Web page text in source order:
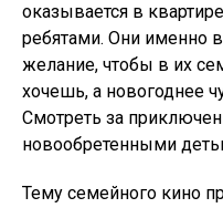
оказывается в
ребятами. Они именно
желание, чтобы в их
хочешь, а новогоднее
Смотреть за
новообретенными
Тему семейного кино